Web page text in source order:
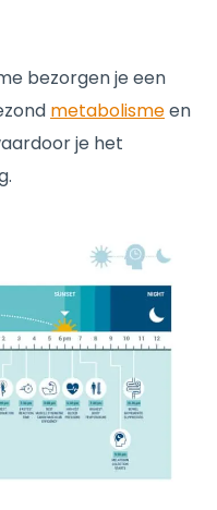
bezorgen je een
metabolismeen
je het